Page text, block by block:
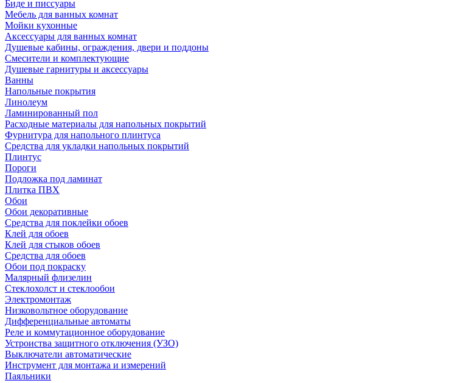
Биде и писсуары
Мебель для ванных комнат
Мойки кухонные
Аксессуары для ванных комнат
Душевые кабины, ограждения, двери и поддоны
Смесители и комплектующие
Душевые гарнитуры и аксессуары
Ванны
Напольные покрытия
Линолеум
Ламинированный пол
Расходные материалы для напольных покрытий
Фурнитура для напольного плинтуса
Средства для укладки напольных покрытий
Плинтус
Пороги
Подложка под ламинат
Плитка ПВХ
Обои
Обои декоративные
Средства для поклейки обоев
Клей для обоев
Клей для стыков обоев
Средства для обоев
Обои под покраску
Малярный флизелин
Стеклохолст и стеклообои
Электромонтаж
Низковольтное оборудование
Дифференциальные автоматы
Реле и коммутационное оборудование
Устроиства защитного отключения (УЗО)
Выключатели автоматические
Инструмент для монтажа и измерений
Паяльники